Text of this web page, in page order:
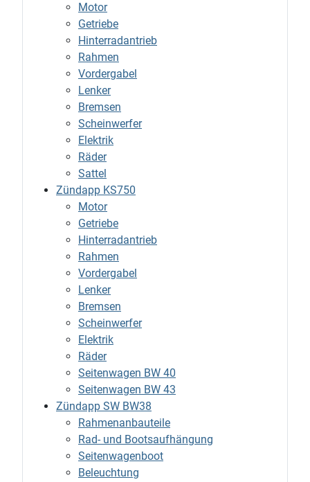
Motor
Getriebe
Hinterradantrieb
Rahmen
Vordergabel
Lenker
Bremsen
Scheinwerfer
Elektrik
Räder
Sattel
Zündapp KS750
Motor
Getriebe
Hinterradantrieb
Rahmen
Vordergabel
Lenker
Bremsen
Scheinwerfer
Elektrik
Räder
Seitenwagen BW 40
Seitenwagen BW 43
Zündapp SW BW38
Rahmenanbauteile
Rad- und Bootsaufhängung
Seitenwagenboot
Beleuchtung